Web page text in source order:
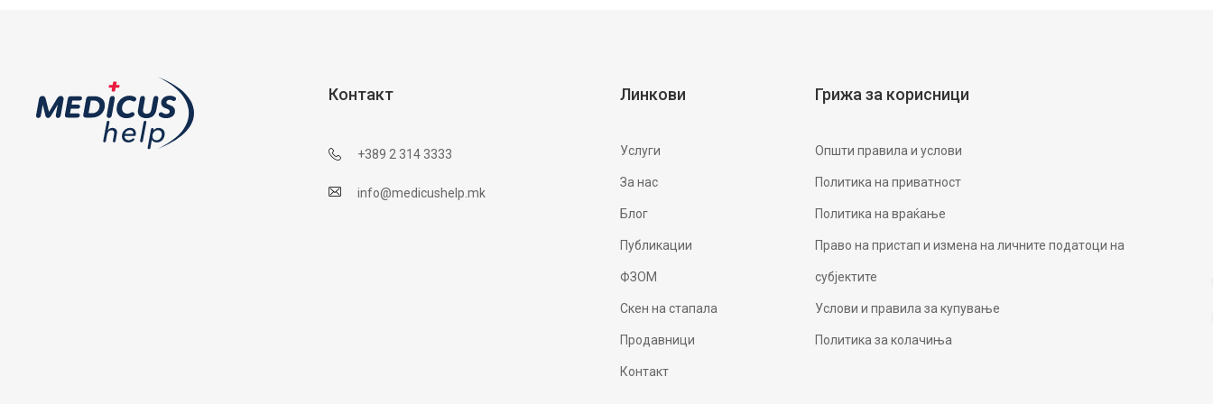
Контакт
+389 2 314 3333
info@medicushelp.mk
Линкови
Услуги
За нас
Блог
Публикации
ФЗОМ
Скен на стапала
Продавници
Контакт
Грижа за корисници
Општи правила и услови
Политика на приватност
Политика на враќање
Право на пристап и измена на личните податоци на
субјектите
Услови и правила за купување
Политика за колачиња